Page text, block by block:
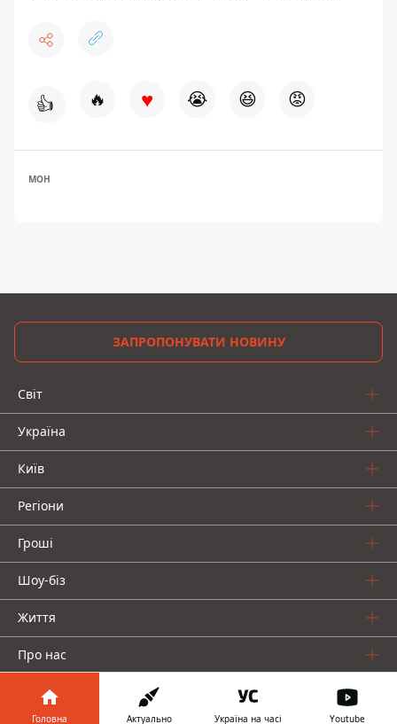
👍 🔥 ♥ 😭 😆 😡
МОН
ЗАПРОПОНУВАТИ НОВИНУ
Світ
Україна
Київ
Регіони
Гроші
Шоу-біз
Життя
Про нас
Головна Актуально Україна на часі Youtube